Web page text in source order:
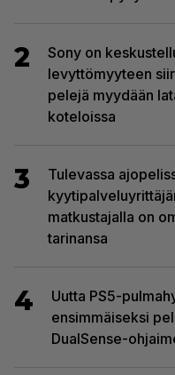
2
Sony on
levyttömyyteen
pelejä myydään
koteloissa
3
Tulevassa
matkustajalla on
tarinansa
4
Uutta PS5-
ensimmäiseksi
DualSense-